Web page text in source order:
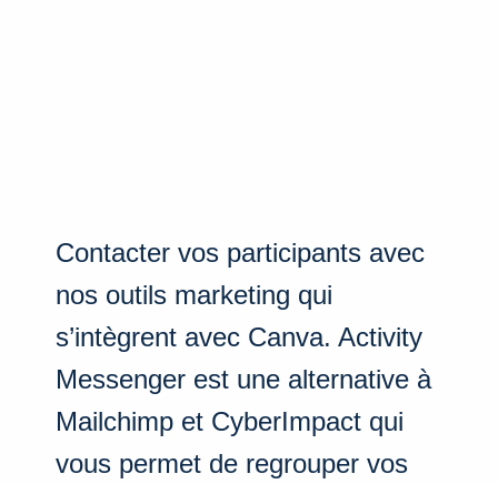
Contacter vos participants avec
nos outils marketing qui
s’intègrent avec Canva. Activity
Messenger est une alternative à
Mailchimp et CyberImpact qui
vous permet de regrouper vos